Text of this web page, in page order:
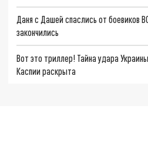
Даня с Дашей спаслись от боевиков
закончились
Вот это триллер! Тайна удара
Каспии раскрыта